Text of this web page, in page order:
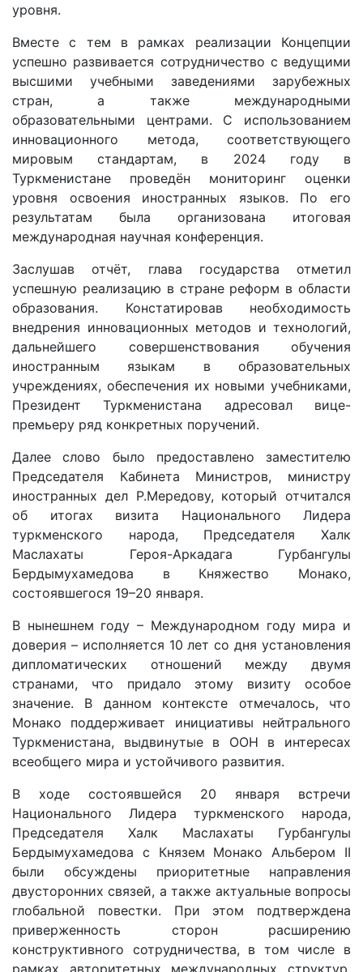
уровня.
Вместе с тем в рамках реализации Концепции
успешно развивается сотрудничество с ведущими
высшими учебными заведениями зарубежных
стран, а также международными
образовательными центрами. С использованием
инновационного метода, соответствующего
мировым стандартам, в 2024 году в
Туркменистане проведён мониторинг оценки
уровня освоения иностранных языков. По его
результатам была организована итоговая
международная научная конференция.
Заслушав отчёт, глава государства отметил
успешную реализацию в стране реформ в области
образования. Констатировав необходимость
внедрения инновационных методов и технологий,
дальнейшего совершенствования обучения
иностранным языкам в образовательных
учреждениях, обес­печения их новыми учебниками,
Президент Туркменистана адресовал вице-
премьеру ряд конкретных поручений.
Далее слово было предоставлено заместителю
Председателя Кабинета Министров, министру
иностранных дел Р.Мередову, который отчитался
об итогах визита Национального Лидера
туркменского народа, Председателя Халк
Маслахаты Героя-Аркадага Гурбангулы
Бердымухамедова в Княжество Монако,
состоявшегося 19–20 января.
В нынешнем году – Международном году мира и
доверия – исполняется 10 лет со дня установления
дипломатических отношений между двумя
странами, что придало этому визиту особое
значение. В данном контексте отмечалось, что
Монако поддерживает инициативы нейтрального
Туркменистана, выдвинутые в ООН в интересах
всеобщего мира и устойчивого развития.
В ходе состоявшейся 20 января встречи
Национального Лидера туркменского народа,
Председателя Халк Маслахаты Гурбангулы
Бердымухамедова с Князем Монако Альбером II
были обсуждены приоритетные направления
двусторонних связей, а также актуальные вопросы
глобальной повестки. При этом подтверждена
приверженность сторон расширению
конструктивного сотрудничества, в том числе в